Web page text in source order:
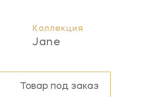
Коллекция
Jane
Товар под заказ